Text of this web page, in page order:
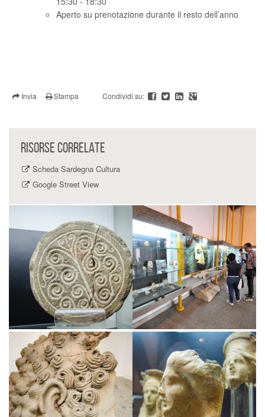
Aperto su prenotazione durante il resto dell’anno
Invia Stampa Condividi su:
RISORSE CORRELATE
Scheda Sardegna Cultura
Google Street View